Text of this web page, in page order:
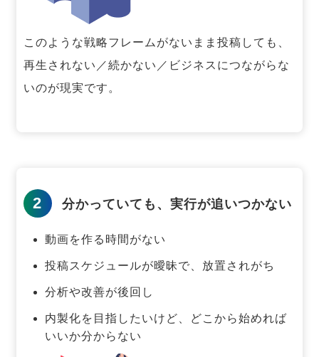
このような戦略フレームがないまま投稿しても、
再生されない／続かない／ビジネスにつながらな
いのが現実です。
2 分かっていても、実行が追いつかない
動画を作る時間がない
投稿スケジュールが曖昧で、放置されがち
分析や改善が後回し
内製化を目指したいけど、どこから始めれば
いいか分からない